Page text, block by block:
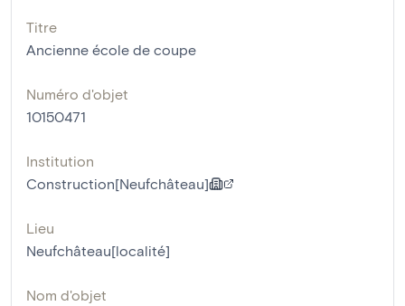
Titre
Ancienne école de coupe
Numéro d'objet
10150471
Institution
Construction[Neufchâteau]
Lieu
Neufchâteau[localité]
Nom d'objet